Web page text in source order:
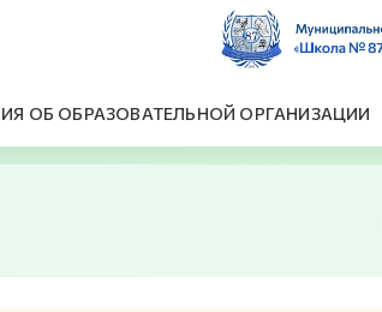
ОБ ОБРАЗОВАТЕЛЬНОЙ ОРГАНИЗАЦИИ